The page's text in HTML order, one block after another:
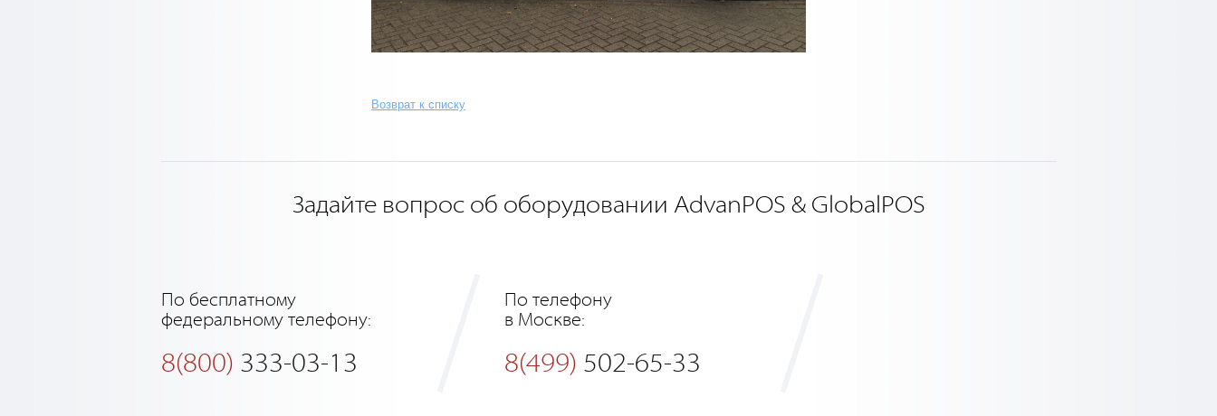
Возврат к списку
Задайте вопрос об оборудовании AdvanPOS & GlobalPOS
По бесплатному
федеральному телефону:
8(800) 333-03-13
По телефону
в Москве:
8(499) 502-65-33